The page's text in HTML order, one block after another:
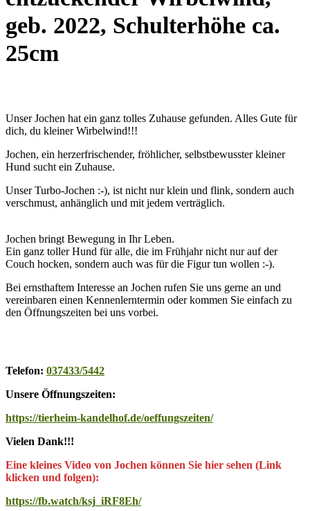
geb. 2022, Schulterhöhe ca.
25cm
Unser Jochen hat ein ganz tolles Zuhause gefunden. Alles Gute für
dich, du kleiner Wirbelwind!!!
Jochen, ein herzerfrischender, fröhlicher, selbstbewusster kleiner
Hund sucht ein Zuhause.
Unser Turbo-Jochen :-), ist nicht nur klein und flink, sondern auch
verschmust, anhänglich und mit jedem verträglich.
Jochen bringt Bewegung in Ihr Leben.
Ein ganz toller Hund für alle, die im Frühjahr nicht nur auf der
Couch hocken, sondern auch was für die Figur tun wollen :-).
Bei ernsthaftem Interesse an Jochen rufen Sie uns gerne an und
vereinbaren einen Kennenlerntermin oder kommen Sie einfach zu
den Öffnungszeiten bei uns vorbei.
Telefon: 037433/5442
Unsere Öffnungszeiten:
https://tierheim-kandelhof.de/oeffungszeiten/
Vielen Dank!!!
Eine kleines Video von Jochen können Sie hier sehen (Link
klicken und folgen):
https://fb.watch/ksj_iRF8Eh/